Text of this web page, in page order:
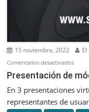
15 noviembre, 2022
Comentarios desactivadosen
de
Presentación de
En 3 presentaciones
representantes de